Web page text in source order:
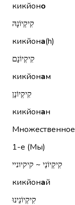
кикйоно
קִיקְיוֹנָהּ
кикйона(h)
קִיקְיוֹנָם
кикйонам
קִיקְיוֹנָן
кикйонан
Множественное
1-е (Мы)
קִיקְיוֹנַי ~ קיקיוניי
кикйонай
קִיקְיוֹנֵינוּ